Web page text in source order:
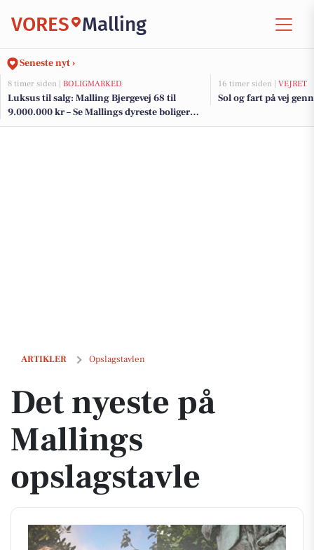
VORES Malling
Seneste nyt ›
8 timer siden | BOLIGMARKED
Luksus til salg: Malling Bjergevej 68 til
9.000.000 kr – Se Mallings dyreste boliger
her
16 timer siden | VEJRET
Sol og fart på vej
ARTIKLER Opslagstavlen
Det nyeste på Mallings opslagstavle
Det nyeste på
Mallings
opslagstavle